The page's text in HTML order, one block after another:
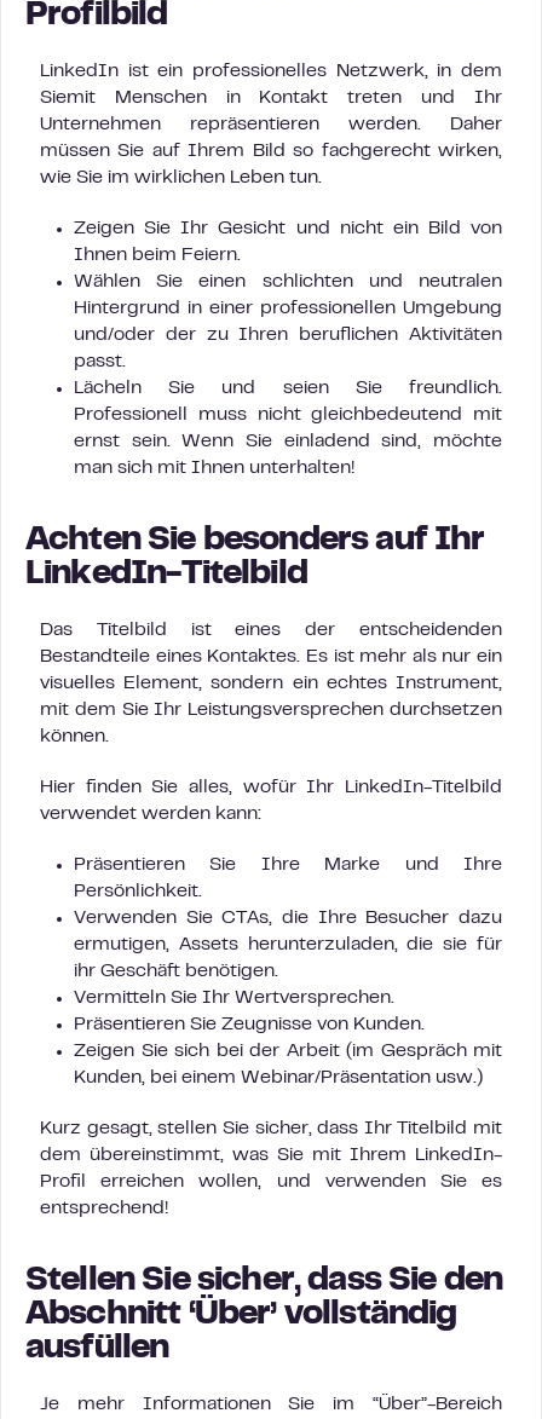
Profilbild
LinkedIn ist ein professionelles Netzwerk, in dem
Siemit Menschen in Kontakt treten und Ihr
Unternehmen repräsentieren werden. Daher
müssen Sie auf Ihrem Bild so fachgerecht wirken,
wie Sie im wirklichen Leben tun.
Zeigen Sie Ihr Gesicht und nicht ein Bild von
Ihnen beim Feiern.
Wählen Sie einen schlichten und neutralen
Hintergrund in einer professionellen Umgebung
und/oder der zu Ihren beruflichen Aktivitäten
passt.
Lächeln Sie und seien Sie freundlich.
Professionell muss nicht gleichbedeutend mit
ernst sein. Wenn Sie einladend sind, möchte
man sich mit Ihnen unterhalten!
Achten Sie besonders auf Ihr
LinkedIn-Titelbild
Das Titelbild ist eines der entscheidenden
Bestandteile eines Kontaktes. Es ist mehr als nur ein
visuelles Element, sondern ein echtes Instrument,
mit dem Sie Ihr Leistungsversprechen durchsetzen
können.
Hier finden Sie alles, wofür Ihr LinkedIn-Titelbild
verwendet werden kann:
Präsentieren Sie Ihre Marke und Ihre
Persönlichkeit.
Verwenden Sie CTAs, die Ihre Besucher dazu
ermutigen, Assets herunterzuladen, die sie für
ihr Geschäft benötigen.
Vermitteln Sie Ihr Wertversprechen.
Präsentieren Sie Zeugnisse von Kunden.
Zeigen Sie sich bei der Arbeit (im Gespräch mit
Kunden, bei einem Webinar/Präsentation usw.)
Kurz gesagt, stellen Sie sicher, dass Ihr Titelbild mit
dem übereinstimmt, was Sie mit Ihrem LinkedIn-
Profil erreichen wollen, und verwenden Sie es
entsprechend!
Stellen Sie sicher, dass Sie den
Abschnitt ‘Über’ vollständig
ausfüllen
Je mehr Informationen Sie im “Über”-Bereich